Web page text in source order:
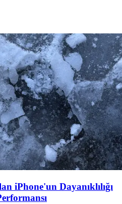
iPhone'un Dayanıklılığı